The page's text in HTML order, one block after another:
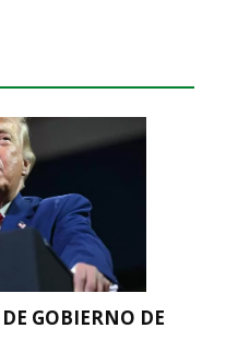
GOBIERNO DE